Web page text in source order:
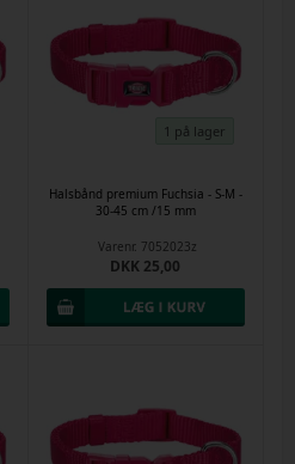
1 på lager
Halsbånd premium Fuchsia - S-M -
30-45 cm /15 mm
Varenr. 7052023z
DKK 25,00